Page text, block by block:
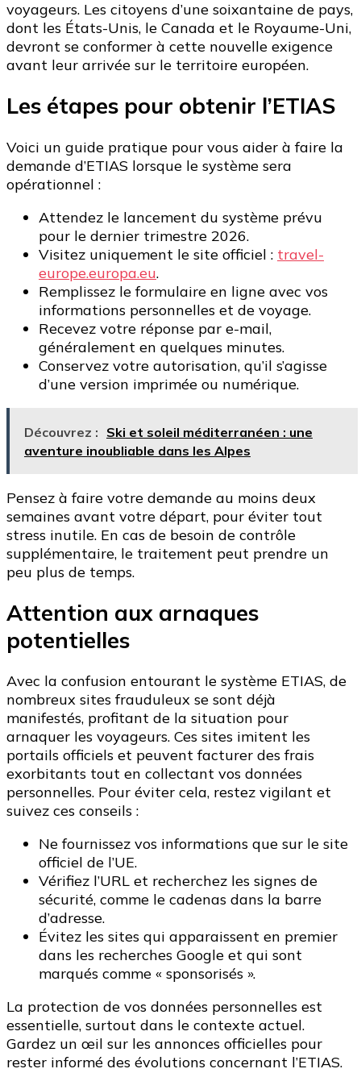
voyageurs. Les citoyens d’une soixantaine de pays,
dont les États-Unis, le Canada et le Royaume-Uni,
devront se conformer à cette nouvelle exigence
avant leur arrivée sur le territoire européen.
Les étapes pour obtenir l’ETIAS
Voici un guide pratique pour vous aider à faire la
demande d’ETIAS lorsque le système sera
opérationnel :
Attendez le lancement du système prévu
pour le dernier trimestre 2026.
Visitez uniquement le site officiel : travel-
europe.europa.eu.
Remplissez le formulaire en ligne avec vos
informations personnelles et de voyage.
Recevez votre réponse par e-mail,
généralement en quelques minutes.
Conservez votre autorisation, qu’il s’agisse
d’une version imprimée ou numérique.
Découvrez : Ski et soleil méditerranéen : une
aventure inoubliable dans les Alpes
Pensez à faire votre demande au moins deux
semaines avant votre départ, pour éviter tout
stress inutile. En cas de besoin de contrôle
supplémentaire, le traitement peut prendre un
peu plus de temps.
Attention aux arnaques
potentielles
Avec la confusion entourant le système ETIAS, de
nombreux sites frauduleux se sont déjà
manifestés, profitant de la situation pour
arnaquer les voyageurs. Ces sites imitent les
portails officiels et peuvent facturer des frais
exorbitants tout en collectant vos données
personnelles. Pour éviter cela, restez vigilant et
suivez ces conseils :
Ne fournissez vos informations que sur le site
officiel de l’UE.
Vérifiez l’URL et recherchez les signes de
sécurité, comme le cadenas dans la barre
d’adresse.
Évitez les sites qui apparaissent en premier
dans les recherches Google et qui sont
marqués comme « sponsorisés ».
La protection de vos données personnelles est
essentielle, surtout dans le contexte actuel.
Gardez un œil sur les annonces officielles pour
rester informé des évolutions concernant l’ETIAS.